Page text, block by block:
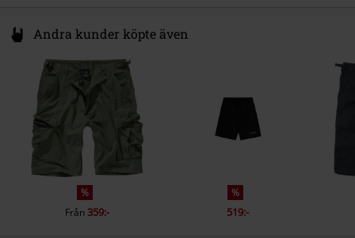
Andra kunder köpte även
%
Från359:-
%
519:-